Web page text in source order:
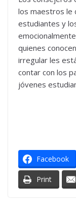
los maestros le
estudiantes y
quienes
irregular les
contar con los
jóvenes
Facebook
Print